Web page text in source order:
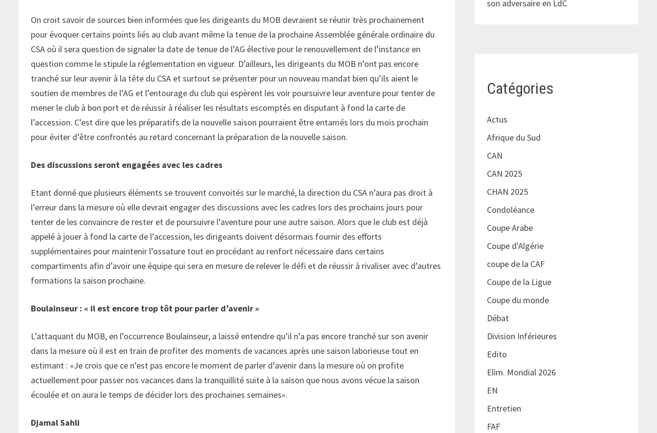
On croit savoir de sources bien informées que les dirigeants du MOB devraient se réunir très prochainement
pour évoquer certains points liés au club avant même la tenue de la prochaine Assemblée générale ordinaire du
CSA où il sera question de signaler la date de tenue de l’AG élective pour le renouvellement de l’instance en
question comme le stipule la réglementation en vigueur. D’ailleurs, les dirigeants du MOB n’ont pas encore
tranché sur leur avenir à la tête du CSA et surtout se présenter pour un nouveau mandat bien qu’ils aient le
soutien de membres de l’AG et l’entourage du club qui espèrent les voir poursuivre leur aventure pour tenter de
mener le club à bon port et de réussir à réaliser les résultats escomptés en disputant à fond la carte de
l’accession. C’est dire que les préparatifs de la nouvelle saison pourraient être entamés lors du mois prochain
pour éviter d’être confrontés au retard concernant la préparation de la nouvelle saison.
Des discussions seront engagées avec les cadres
Etant donné que plusieurs éléments se trouvent convoités sur le marché, la direction du CSA n’aura pas droit à
l’erreur dans la mesure où elle devrait engager des discussions avec les cadres lors des prochains jours pour
tenter de les convaincre de rester et de poursuivre l’aventure pour une autre saison. Alors que le club est déjà
appelé à jouer à fond la carte de l’accession, les dirigeants doivent désormais fournir des efforts
supplémentaires pour maintenir l’ossature tout en procédant au renfort nécessaire dans certains
compartiments afin d’avoir une équipe qui sera en mesure de relever le défi et de réussir à rivaliser avec d’autres
formations la saison prochaine.
Boulainseur : « il est encore trop tôt pour parler d’avenir »
L’attaquant du MOB, en l’occurrence Boulainseur, a laissé entendre qu’il n’a pas encore tranché sur son avenir
dans la mesure où il est en train de profiter des moments de vacances après une saison laborieuse tout en
estimant : «Je crois que ce n’est pas encore le moment de parler d’avenir dans la mesure où on profite
actuellement pour passer nos vacances dans la tranquillité suite à la saison que nous avons vécue la saison
écoulée et on aura le temps de décider lors des prochaines semaines».
Djamal Sahli
son adversaire en LdC
Catégories
Actus
Afrique du Sud
CAN
CAN 2025
CHAN 2025
Condoléance
Coupe Arabe
Coupe d'Algérie
coupe de la CAF
Coupe de la Ligue
Coupe du monde
Débat
Division Inférieures
Edito
Elim. Mondial 2026
EN
Entretien
FAF